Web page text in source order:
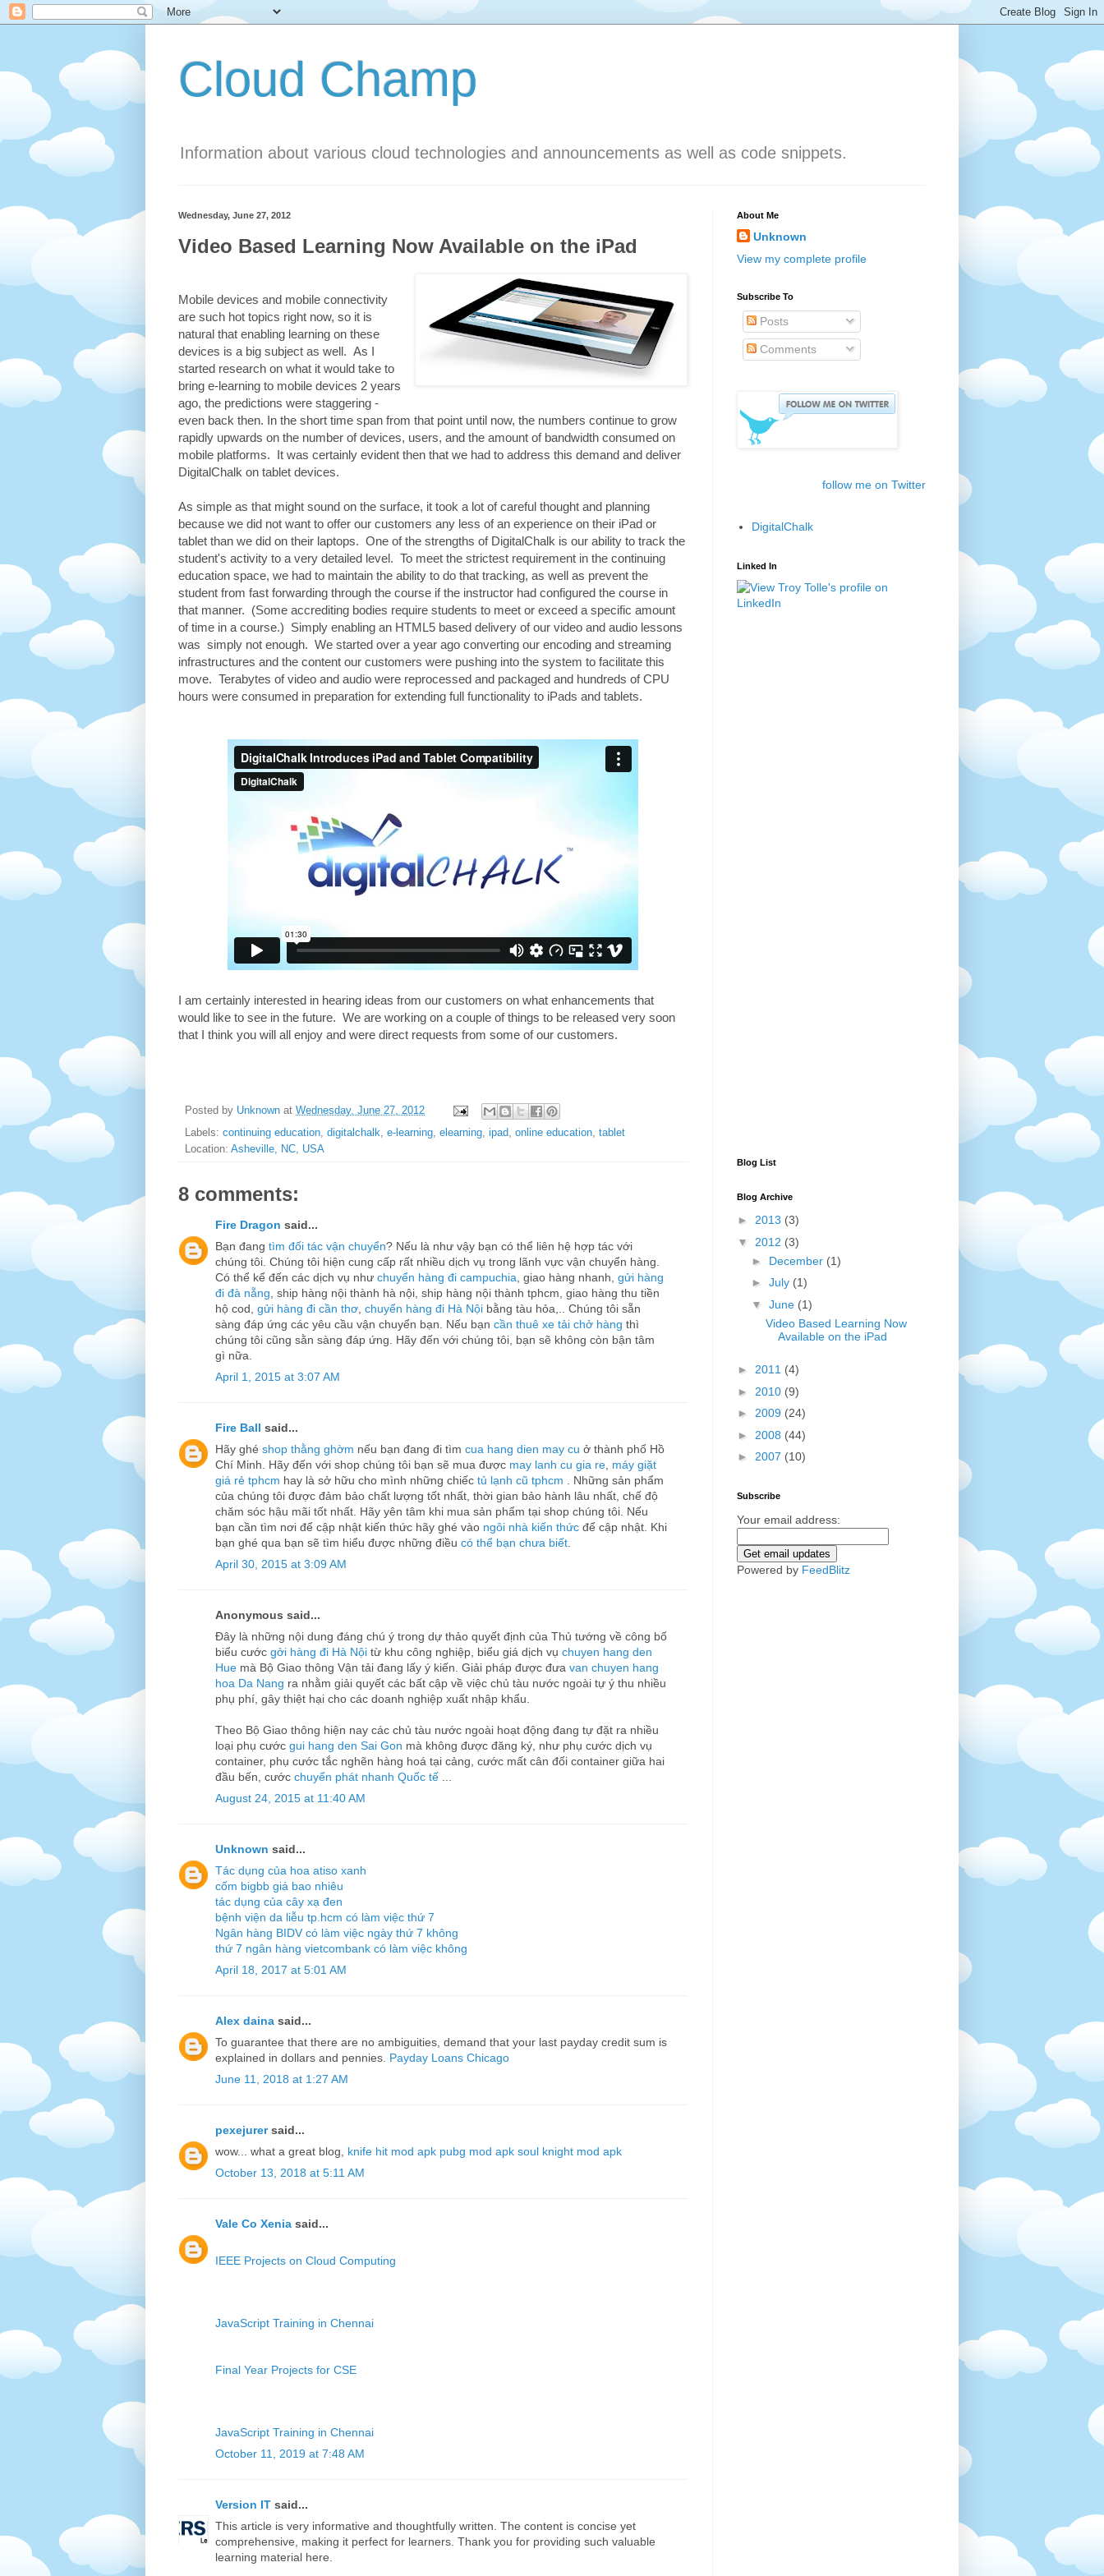
Cloud Champ
Information about various cloud technologies and announcements as well as code snippets.
Wednesday, June 27, 2012
Video Based Learning Now Available on the iPad
Mobile devices and mobile connectivity
are such hot topics right now, so it is
natural that enabling learning on these
devices is a big subject as well. As I
started research on what it would take to
bring e-learning to mobile devices 2 years
ago, the predictions were staggering -
even back then. In the short time span from that point until now, the numbers continue to grow
rapidly upwards on the number of devices, users, and the amount of bandwidth consumed on
mobile platforms. It was certainly evident then that we had to address this demand and deliver
DigitalChalk on tablet devices.
As simple as that might sound on the surface, it took a lot of careful thought and planning
because we did not want to offer our customers any less of an experience on their iPad or
tablet than we did on their laptops. One of the strengths of DigitalChalk is our ability to track the
student's activity to a very detailed level. To meet the strictest requirement in the continuing
education space, we had to maintain the ability to do that tracking, as well as prevent the
student from fast forwarding through the course if the instructor had configured the course in
that manner. (Some accrediting bodies require students to meet or exceed a specific amount
of time in a course.) Simply enabling an HTML5 based delivery of our video and audio lessons
was simply not enough. We started over a year ago converting our encoding and streaming
infrastructures and the content our customers were pushing into the system to facilitate this
move. Terabytes of video and audio were reprocessed and packaged and hundreds of CPU
hours were consumed in preparation for extending full functionality to iPads and tablets.
I am certainly interested in hearing ideas from our customers on what enhancements that
would like to see in the future. We are working on a couple of things to be released very soon
that I think you will all enjoy and were direct requests from some of our customers.
Posted by Unknown at Wednesday, June 27, 2012
Labels: continuing education, digitalchalk, e-learning, elearning, ipad, online education, tablet
Location: Asheville, NC, USA
8 comments:
Fire Dragon said...
Bạn đang tìm đối tác vận chuyển? Nếu là như vậy bạn có thể liên hệ hợp tác với
chúng tôi. Chúng tôi hiện cung cấp rất nhiều dịch vụ trong lãnh vực vận chuyển hàng.
Có thể kể đến các dịch vụ như chuyển hàng đi campuchia , giao hàng nhanh, gửi hàng
đi đà nẵng , ship hàng nội thành hà nội, ship hàng nội thành tphcm, giao hàng thu tiền
hộ cod, gửi hàng đi cần thơ chuyển hàng đi Hà Nội bằng tàu hỏa,.. Chúng tôi sẵn
sàng đáp ứng các yêu cầu vận chuyển bạn. Nếu bạn cần thuê xe tải chở hàng thì
chúng tôi cũng sằn sàng đáp ứng. Hãy đến với chúng tôi, bạn sẽ không còn bận tâm
gì nữa.
April 1, 2015 at 3:07 AM
Fire Ball said...
Hãy ghé shop thằng ghờm nếu bạn đang đi tìm cua hang dien may cu ở thành phố Hồ
Chí Minh. Hãy đến với shop chúng tôi bạn sẽ mua được may lanh cu gia re máy giặt
giá rẻ tphcm hay là sở hữu cho mình những chiếc tủ lạnh cũ tphcm
. Những sản phẩm
của chúng tôi được đảm bảo chất lượng tốt nhất, thời gian bảo hành lâu nhất, chế độ
chăm sóc hậu mãi tốt nhất. Hãy yên tâm khi mua sản phẩm tại shop chúng tôi. Nếu
bạn cần tìm nơi để cập nhật kiến thức hãy ghé vào ngôi nhà kiến thức để cập nhật. Khi
bạn ghé qua bạn sẽ tìm hiểu được những điều có thể bạn chưa biết
April 30, 2015 at 3:09 AM
Anonymous said...
Đây là những nội dung đáng chú ý trong dự thảo quyết định của Thủ tướng về công bố
biểu cước gởi hàng đi Hà Nội từ khu công nghiệp, biểu giá dịch vụ chuyen hang den
Hue mà Bộ Giao thông Vận tải đang lấy ý kiến. Giải pháp được đưa van chuyen hang
hoa Da Nang ra nhằm giải quyết các bất cập về việc chủ tàu nước ngoài tự ý thu nhiều
phụ phí, gây thiệt hại cho các doanh nghiệp xuất nhập khẩu.
Theo Bộ Giao thông hiện nay các chủ tàu nước ngoài hoạt động đang tự đặt ra nhiều
loại phụ cước gui hang den Sai Gon mà không được đăng ký, như phụ cước dịch vụ
container, phụ cước tắc nghẽn hàng hoá tại cảng, cước mất cân đối container giữa hai
đầu bến, cước chuyển phát nhanh Quốc tế
August 24, 2015 at 11:40 AM
Unknown said...
Tác dụng của hoa atiso xanh
cốm bigbb giá bao nhiêu
tác dụng của cây xạ đen
bệnh viện da liễu tp.hcm có làm việc thứ 7
Ngân hàng BIDV có làm việc ngày thứ 7 không
thứ 7 ngân hàng vietcombank có làm việc không
April 18, 2017 at 5:01 AM
Alex daina said...
To guarantee that there are no ambiguities, demand that your last payday credit sum is
explained in dollars and pennies. Payday Loans Chicago
June 11, 2018 at 1:27 AM
pexejurersaid...
wow... what a great blog, knife hit mod apk pubg mod apk soul knight mod apk
October 13, 2018 at 5:11 AM
Vale Co Xenia said...
IEEE Projects on Cloud Computing
JavaScript Training in Chennai
Final Year Projects for CSE
JavaScript Training in Chennai
October 11, 2019 at 7:48 AM
Version IT said...
This article is very informative and thoughtfully written. The content is concise yet
comprehensive, making it perfect for learners. Thank you for providing such valuable
learning material here.
About Me
Unknown
View my complete profile
Subscribe To
Posts
Comments
follow me on Twitter
DigitalChalk
Linked In
Blog List
Blog Archive
► 2013 (3)
▼ 2012 (3)
► December (1)
► July (1)
▼ June (1)
Video Based Learning Now
Available on the iPad
► 2011 (4)
► 2010 (9)
► 2009 (24)
► 2008 (44)
► 2007 (10)
Subscribe
Your email address:
Powered by FeedBlitz